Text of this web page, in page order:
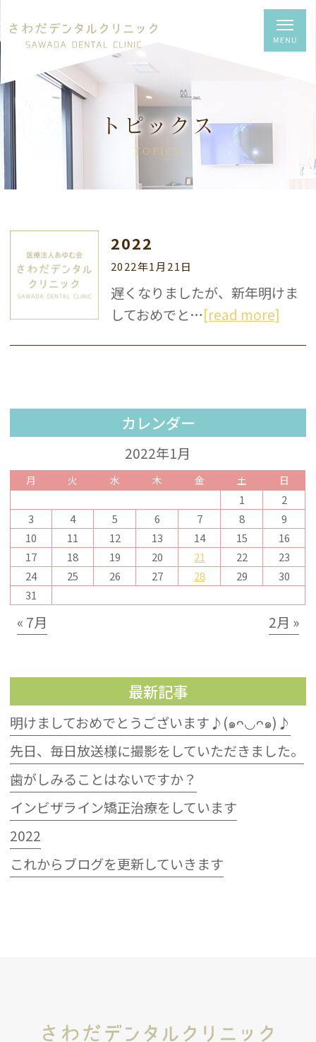
トピックス
TOPICS
2022
2022年1月21日
遅くなりましたが、新年明けま
しておめでと…[read more]
カレンダー
2022年1月
月 火 水 木 金 土 日
1
2
3
4 5 6 7 8
9
10
11 12 13 14 15
16
17
18 19 20 21 22
23
24
25 26 27 28 29
30
31
« 7月 2月 »
最新記事
明けましておめでとうございます♪(๑ᴖ◡ᴖ๑)♪
先日、毎日放送様に撮影をしていただきました。
歯がしみることはないですか？
インビザライン矯正治療をしています
2022
これからブログを更新していきます